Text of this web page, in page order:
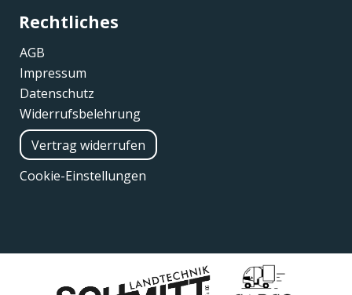
Rechtliches
AGB
Impressum
Datenschutz
Widerrufsbelehrung
Vertrag widerrufen
Cookie-Einstellungen